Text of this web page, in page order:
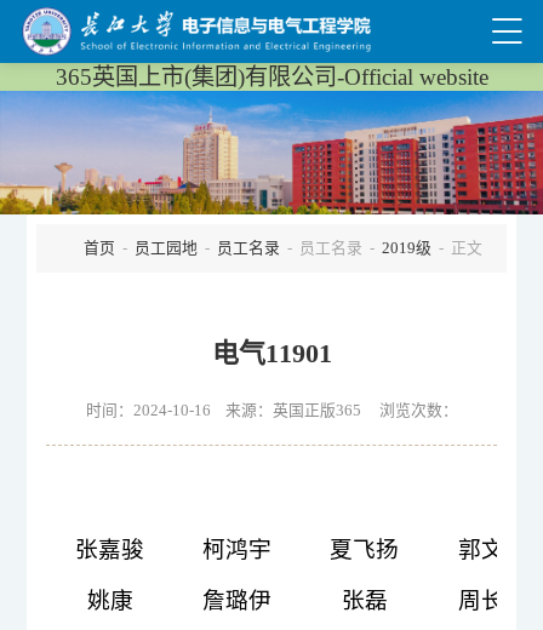
365英国上市(集团)有限公司-Official website
首页 - 员工园地- 员工名录 - 员工名录 - 2019级 - 正文
电气11901
时间：2024-10-16 来源：英国正版365 浏览次数：
张嘉骏 柯鸿宇 夏飞扬
郭文学
姚康
詹璐伊 张磊
周长城